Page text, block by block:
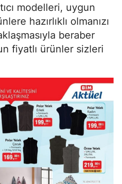
modelleri, uygun
hazırlıklı olmanızı
beraber
fiyatlı ürünler sizleri